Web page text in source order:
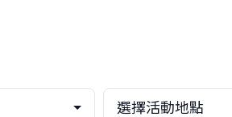
選擇活動地點